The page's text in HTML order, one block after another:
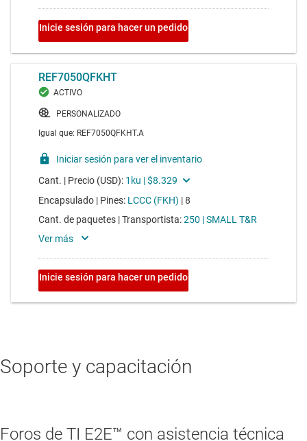
Soporte y capacitación
Foros de TI E2E™ con asistencia técnica